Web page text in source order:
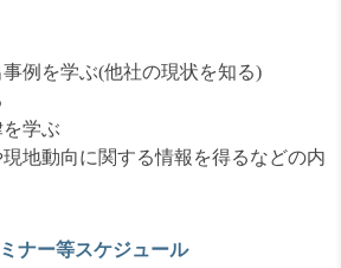
例を学ぶ(他社の現状を知る)
学ぶ
地動向に関する情報を得るなどの内
ナー等スケジュール